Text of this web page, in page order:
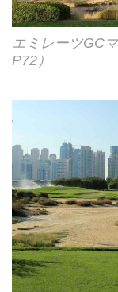
エミレーツGC
P72）